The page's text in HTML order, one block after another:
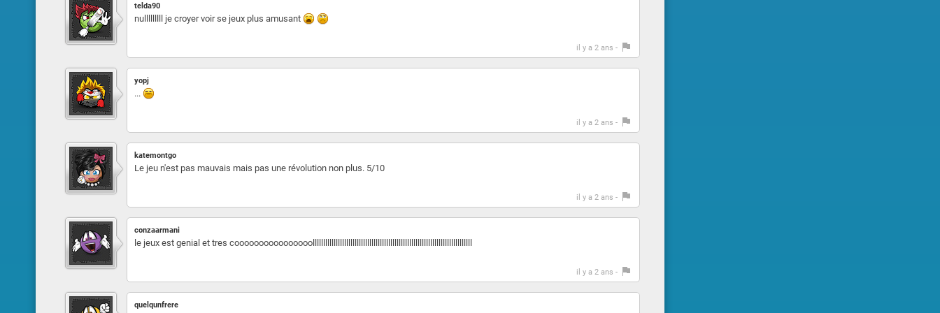
telda90
nulllllllll je croyer voir se jeux plus amusant
il y a 2 ans -
yopj
...
il y a 2 ans -
katemontgo
Le jeu n'est pas mauvais mais pas une révolution non plus. 5/10
il y a 2 ans -
conzaarmani
le jeux est genial et tres coooooooooooooooollllllllllllllllllllllllllllllllllllllllllllllllllllllllllllllllllllllllllll
il y a 2 ans -
quelqunfrere